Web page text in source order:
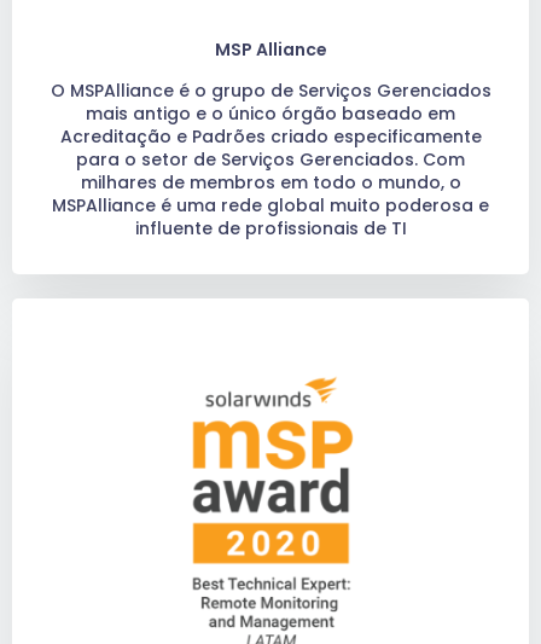
MSP Alliance
O MSPAlliance é o grupo de Serviços Gerenciados
mais antigo e o único órgão baseado em
Acreditação e Padrões criado especificamente
para o setor de Serviços Gerenciados. Com
milhares de membros em todo o mundo, o
MSPAlliance é uma rede global muito poderosa e
influente de profissionais de TI